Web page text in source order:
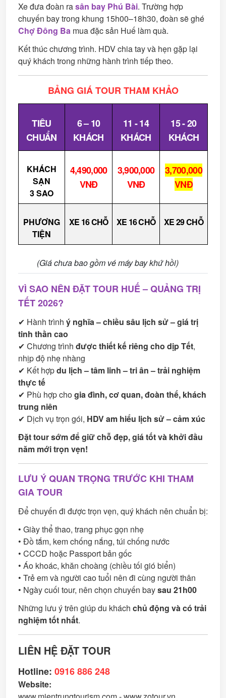
Xe đưa đoàn rasân bay Phú Bài. Trường hợp
chuyến bay trong khung 15h00–18h30, đoàn sẽ ghé
Chợ Đông Ba mua đặc sản Huế làm quà.
Kết thúc chương trình. HDV chia tay và hẹn gặp lại
quý khách trong những hành trình tiếp theo.
BẢNG GIÁ TOUR THAM KHẢO
TIÊU
CHUẨN
6 – 10
KHÁCH
11 - 14
KHÁCH
15 - 20
KHÁCH
KHÁCH
SẠN
3 SAO
4,490,000
VNĐ
3,900,000
VNĐ
3,700,000
VNĐ
PHƯƠNG
TIỆN
XE 16 CHỖ XE 16 CHỖ XE 29 CHỖ
(Giá chưa bao gồm vé máy bay khứ hồi)
VÌ SAO NÊN ĐẶT TOUR HUẾ – QUẢNG TRỊ
TẾT 2026?
✔ Hành trình ý nghĩa – chiều sâu lịch sử – giá trị
tinh thần cao
✔ Chương trình được thiết kế riêng cho dịp Tết,
nhịp độ nhẹ nhàng
✔ Kết hợpdu lịch – tâm linh – tri ân – trải nghiệm
thực tế
✔ Phù hợp chogia đình, cơ quan, đoàn thể, khách
trung niên
✔ Dịch vụ trọn gói, HDV am hiểu lịch sử – cảm xúc
Đặt tour sớm để giữ chỗ đẹp, giá tốt và khởi đầu
năm mới trọn vẹn!
LƯU Ý QUAN TRỌNG TRƯỚC KHI THAM
GIA TOUR
Để chuyến đi được trọn vẹn, quý khách nên chuẩn bị:
• Giày thể thao, trang phục gọn nhẹ
• Đồ tắm, kem chống nắng, túi chống nước
• CCCD hoặc Passport bản gốc
• Áo khoác, khăn choàng (chiều tối gió biển)
• Trẻ em và người cao tuổi nên đi cùng người thân
• Ngày cuối tour, nên chọn chuyến baysau 21h00
Những lưu ý trên giúp du khách chủ động và có trải
nghiệm tốt nhất.
LIÊN HỆ ĐẶT TOUR
Hotline: 0916 886 248
Website: